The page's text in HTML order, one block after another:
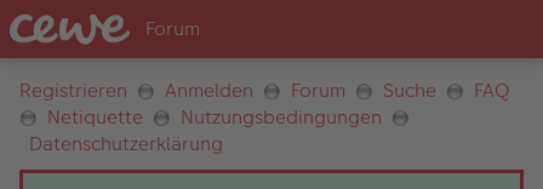
Registrieren Anmelden Forum Suche
FAQ
Netiquette
Nutzungsbedingungen
Datenschutzerklärung